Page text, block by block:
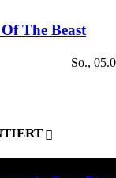
The Beast
So.,